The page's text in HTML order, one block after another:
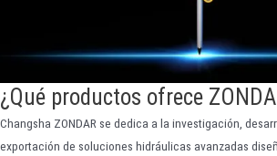
¿Qué productos ofrece
Changsha ZONDAR se dedica a la investigación,
exportación de soluciones hidráulicas avanzadas